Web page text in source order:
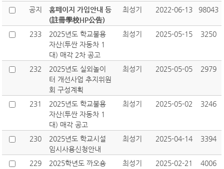
공지
홈페이지 가입안내 등
(註冊學校HP公告)
최성기 2022-06-13 98043
233
2025년도 학교불용
자산(투싼 자동차 1
대) 매각 2차 공고
최성기 2025-05-15 3250
232
2025년도 실외놀이
터 개선사업 추지위원
회 구성계획
최성기 2025-05-05 2979
231
2025년도 학교불용
자산(투싼 자동차 1
대) 매각 공고
최성기 2025-05-02 3246
230
2025년도 학교시설
임시사용신청안내
최성기 2025-04-14 3394
229
2025학년도 까오숑
최성기 2025-02-21 4006